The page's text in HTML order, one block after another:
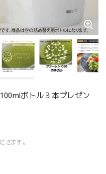
ボトル３本プレゼン
きます。